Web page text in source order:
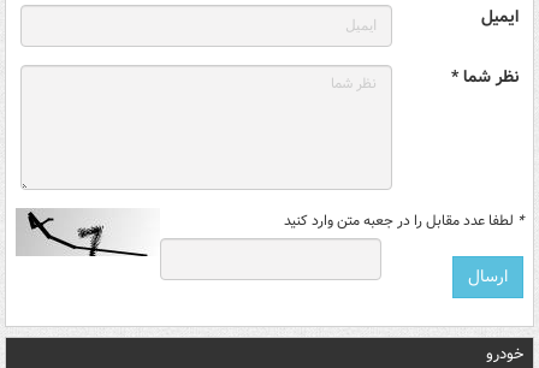
ایمیل
نظر شما *
* لطفا عدد مقابل را در جعبه متن وارد کنید
خودرو